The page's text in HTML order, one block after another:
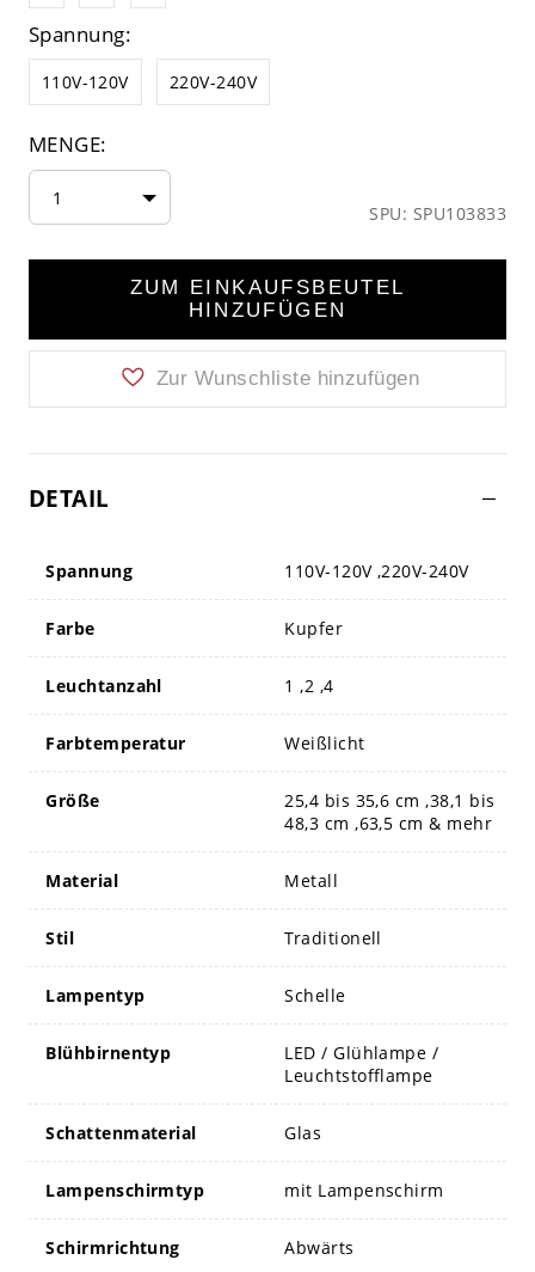
Spannung:
110V-120V 220V-240V
MENGE:
1
SPU: SPU103833
ZUM EINKAUFSBEUTEL
HINZUFÜGEN
Zur Wunschliste hinzufügen
DETAIL
Spannung 110V-120V ,220V-240V
Farbe Kupfer
Leuchtanzahl 1 ,2 ,4
Farbtemperatur Weißlicht
Größe
25,4 bis 35,6 cm ,38,1 bis
48,3 cm ,63,5 cm & mehr
Material Metall
Stil Traditionell
Lampentyp Schelle
Blühbirnentyp
LED / Glühlampe /
Leuchtstofflampe
Schattenmaterial Glas
Lampenschirmtyp mit Lampenschirm
Schirmrichtung Abwärts